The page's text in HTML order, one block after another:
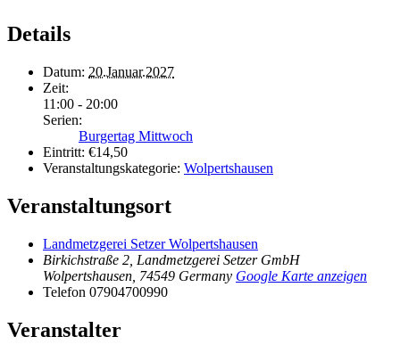
Details
Datum: 20.Januar.2027
Zeit:
11:00 - 20:00
Serien:
Burgertag Mittwoch
Eintritt: €14,50
Veranstaltungskategorie: Wolpertshausen
Veranstaltungsort
Landmetzgerei Setzer Wolpertshausen
Birkichstraße 2, Landmetzgerei Setzer GmbH
Wolpertshausen 74549 Germany Google Karte anzeigen
Telefon 07904700990
Veranstalter